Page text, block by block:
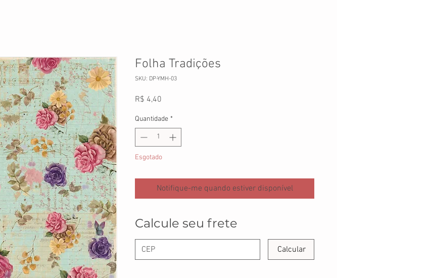
Folha Tradições
SKU: DP-YMH-03
R$ 4,40
Quantidade *
Esgotado
Notifique-me quando estiver disponível
Calcule seu frete
Calcular